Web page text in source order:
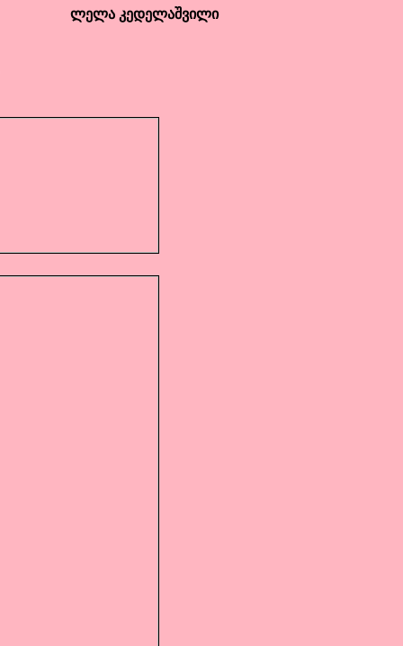
ლელა კედელაშვილი